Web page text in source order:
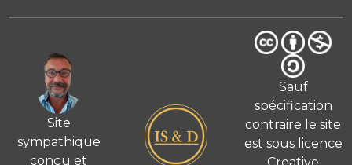
Site
sympathique
conçu et
Sauf
spécification
contraire le site
est sous licence